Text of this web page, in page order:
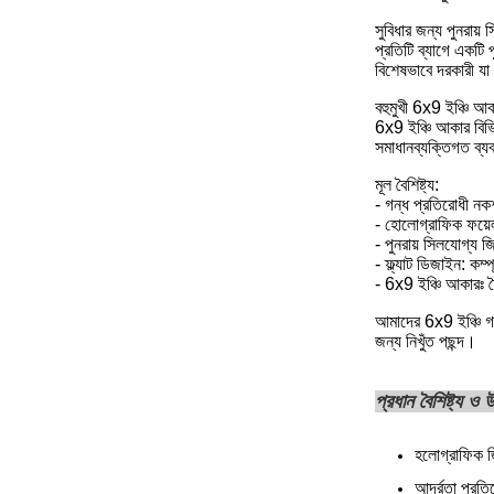
সুবিধার জন্য পুনরায়
প্রতিটি ব্যাগে
বিশেষভাবে দরকারী
বহুমুখী 6x9 ইঞ্চি
6x9 ইঞ্চি আকার
সমাধানব্যক্তিগত
মূল বৈশিষ্ট্য:
- গন্ধ প্রতিরোধী
- হোলোগ্রাফিক
- পুনরায় সিলযোগ্য
- ফ্ল্যাট ডিজাইন:
- 6x9 ইঞ্চি আকারঃ
আমাদের 6x9 ইঞ্চি
জন্য নিখুঁত পছন্দ।
প্রধান বৈশিষ্ট্য ও
হলোগ্রাফিক
আর্দ্রতা